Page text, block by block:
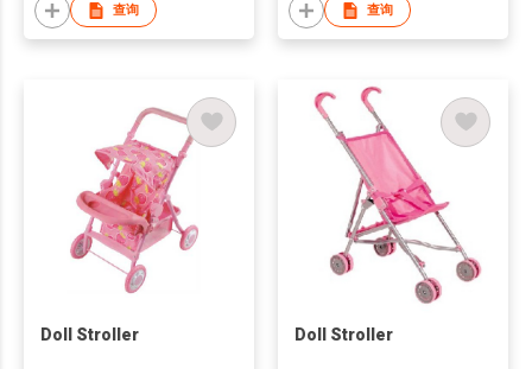
查询 查询
Doll Stroller Doll Stroller